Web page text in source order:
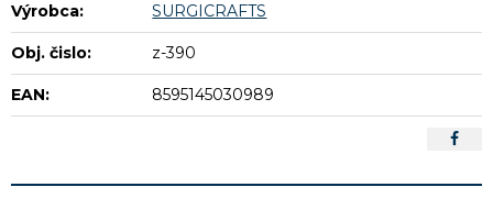
Výrobca: SURGICRAFTS
Obj. čislo: z-390
EAN: 8595145030989